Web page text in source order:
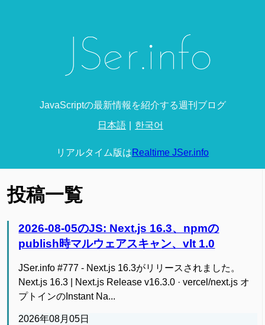
JavaScriptの最新情報を紹介する週刊ブログ
日本語 한국어
リアルタイム版はRealtime JSer.info
投稿一覧
2026-08-05のJS: Next.js 16.3、npmの
publish時マルウェアスキャン、vlt 1.0
JSer.info #777 - Next.js 16.3がリリースされました。
Next.js 16.3 | Next.js Release v16.3.0 · vercel/next.js オ
プトインのInstant Na...
2026年08月05日